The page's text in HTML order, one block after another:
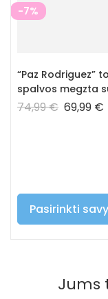
-7%
“Paz Rodriguez”
spalvos megzta
74,99€ 69,99 €
Pasirinkti
Jums